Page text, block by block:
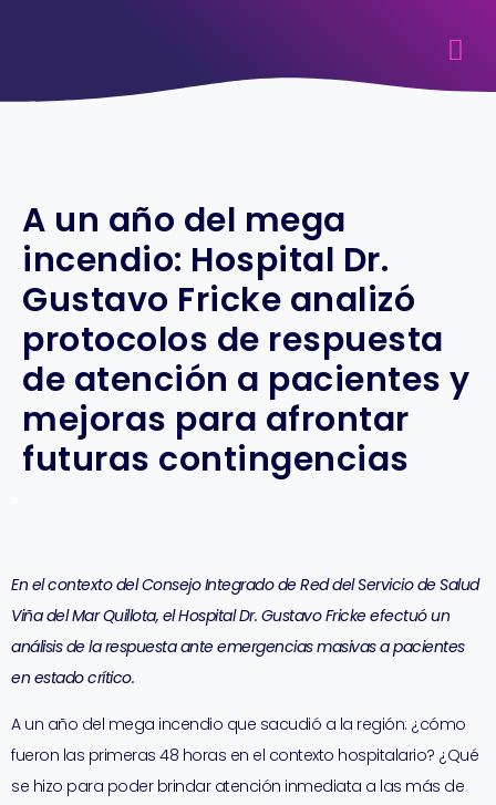
A un año del mega
incendio: Hospital Dr.
Gustavo Fricke analizó
protocolos de respuesta
de atención a pacientes y
mejoras para afrontar
futuras contingencias
En el contexto del Consejo Integrado de Red del Servicio de Salud
Viña del Mar Quillota, el Hospital Dr. Gustavo Fricke efectuó un
análisis de la respuesta ante emergencias masivas a pacientes
en estado crítico.
A un año del mega incendio que sacudió a la región: ¿cómo
fueron las primeras 48 horas en el contexto hospitalario? ¿Qué
se hizo para poder brindar atención inmediata a las más de